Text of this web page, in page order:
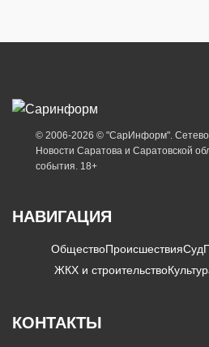
© 2006-2026 © "СарИнформ".
Новости Саратова и Саратовской
события. 18+
НАВИГАЦИЯ
ОбществоПроисшествияСуд
ЖКХ и строительство
КОНТАКТЫ